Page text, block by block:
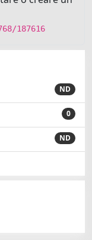
187616
ND
0
ND